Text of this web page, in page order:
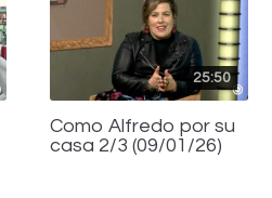
25:50
Como Alfredo por su
casa 2/3 (09/01/26)